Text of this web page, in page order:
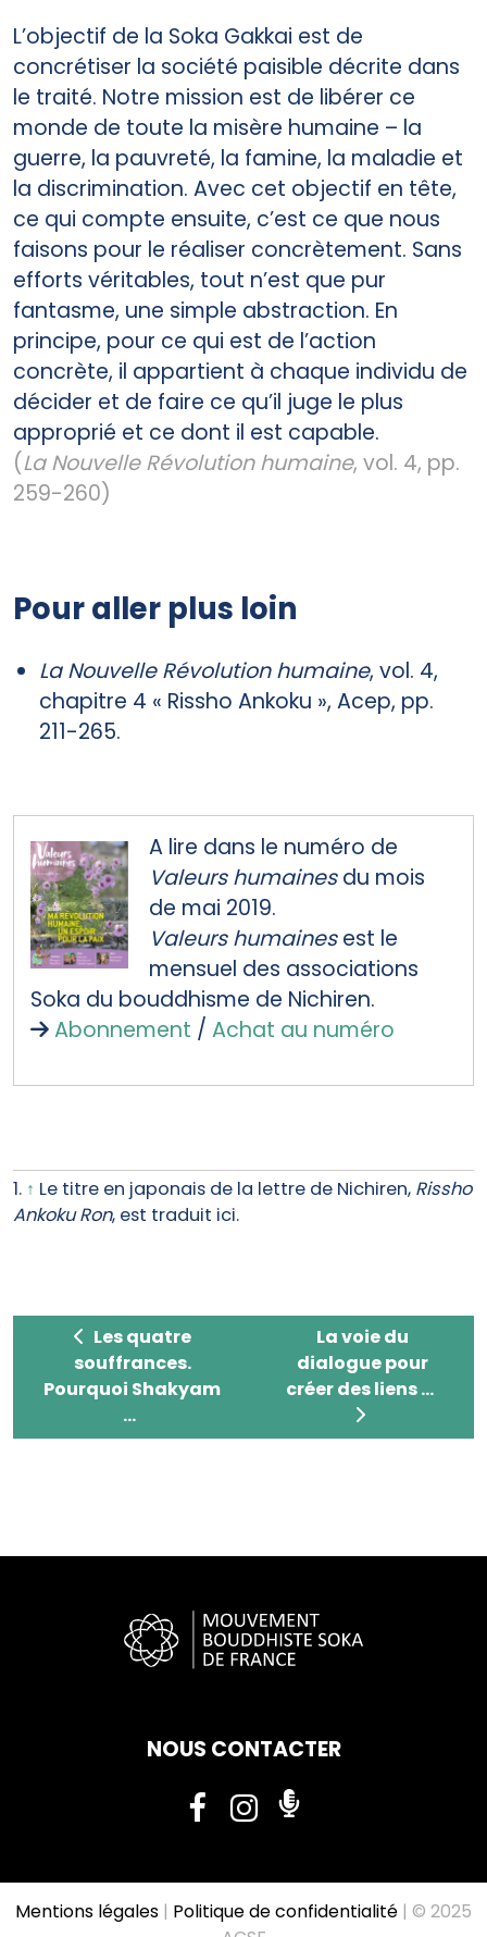
L’objectif de la Soka Gakkai est de
concrétiser la société paisible décrite dans
le traité. Notre mission est de libérer ce
monde de toute la misère humaine – la
guerre, la pauvreté, la famine, la maladie et
la discrimination. Avec cet objectif en tête,
ce qui compte ensuite, c’est ce que nous
faisons pour le réaliser concrètement. Sans
efforts véritables, tout n’est que pur
fantasme, une simple abstraction. En
principe, pour ce qui est de l’action
concrète, il appartient à chaque individu de
décider et de faire ce qu’il juge le plus
approprié et ce dont il est capable.
(La Nouvelle Révolution humaine, vol. 4, pp.
259-260)
Pour aller plus loin
La Nouvelle Révolution humaine, vol. 4,
chapitre 4 « Rissho Ankoku », Acep, pp.
211-265.
A lire dans le numéro de
Valeurs humainesdu mois
de mai 2019.
Valeurs humainesest le
mensuel des associations
Soka du bouddhisme de Nichiren.
Abonnement / Achat au numéro
1. ↑ Le titre en japonais de la lettre de Nichiren, Rissho
Ankoku Ron, est traduit ici.
Les quatre souffrances. Pourquoi
Les quatre
souffrances.
Pourquoi Shakyam
...
La voie du
La voie du
dialogue pour
créer des liens ...
NOUS CONTACTER
Mentions légales | Politique de confidentialité | © 2025